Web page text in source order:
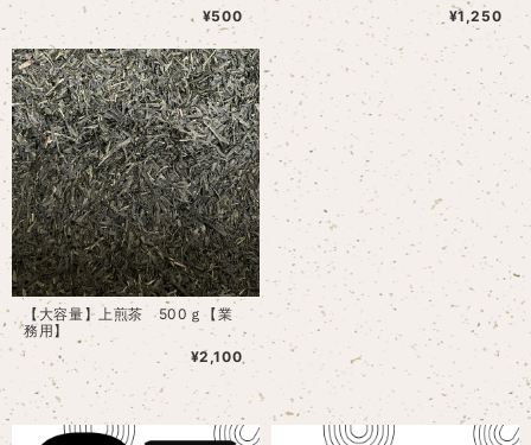
¥500
¥1,250
【大容量】上煎茶 500ｇ【業
務用】
¥2,100